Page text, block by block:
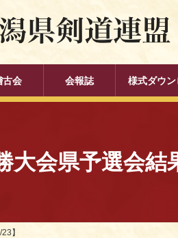
古会 会報誌 様式ダウ
会県予選会結
】